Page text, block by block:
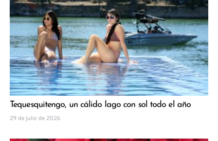
Tequesquitengo, un cálido lago con sol todo el año
29 de julio de 2026